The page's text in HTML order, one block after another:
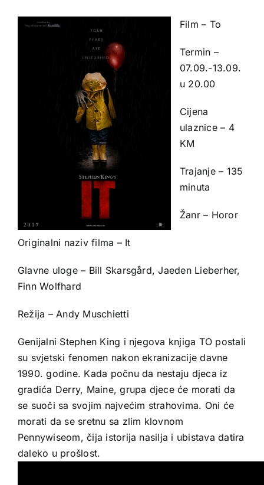
Film – To
Termin –
07.09.-13.09.
u 20.00
Cijena
ulaznice – 4
KM
Trajanje – 135
minuta
Žanr – Horor
Originalni naziv filma – It
Glavne uloge – Bill Skarsgård, Jaeden Lieberher,
Finn Wolfhard
Režija – Andy Muschietti
Genijalni Stephen King i njegova knjiga TO postali
su svjetski fenomen nakon ekranizacije davne
1990. godine. Kada počnu da nestaju djeca iz
gradića Derry, Maine, grupa djece će morati da
se suoči sa svojim najvećim strahovima. Oni će
morati da se sretnu sa zlim klovnom
Pennywiseom, čija istorija nasilja i ubistava datira
daleko u prošlost.